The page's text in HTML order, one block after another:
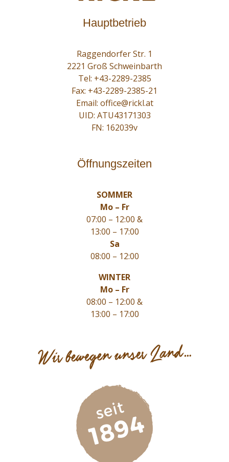
Hauptbetrieb
Raggendorfer Str. 1
2221 Groß Schweinbarth
Tel: +43-2289-2385
Fax: +43-2289-2385-21
Email: office@rickl.at
UID: ATU43171303
FN: 162039v
Öffnungszeiten
SOMMER
Mo – Fr
07:00 – 12:00 &
13:00 – 17:00
Sa
08:00 – 12:00
WINTER
Mo – Fr
08:00 – 12:00 &
13:00 – 17:00